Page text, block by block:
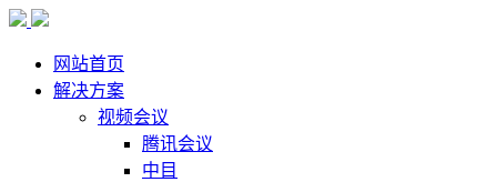
网站首页
解决方案
视频会议
腾讯会议
中目